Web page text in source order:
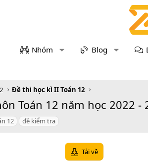
Nhóm Blog
Đề thi học kì II Toán 12
Toán 12 năm học 2022 -
12 đề kiểm tra
Tải về